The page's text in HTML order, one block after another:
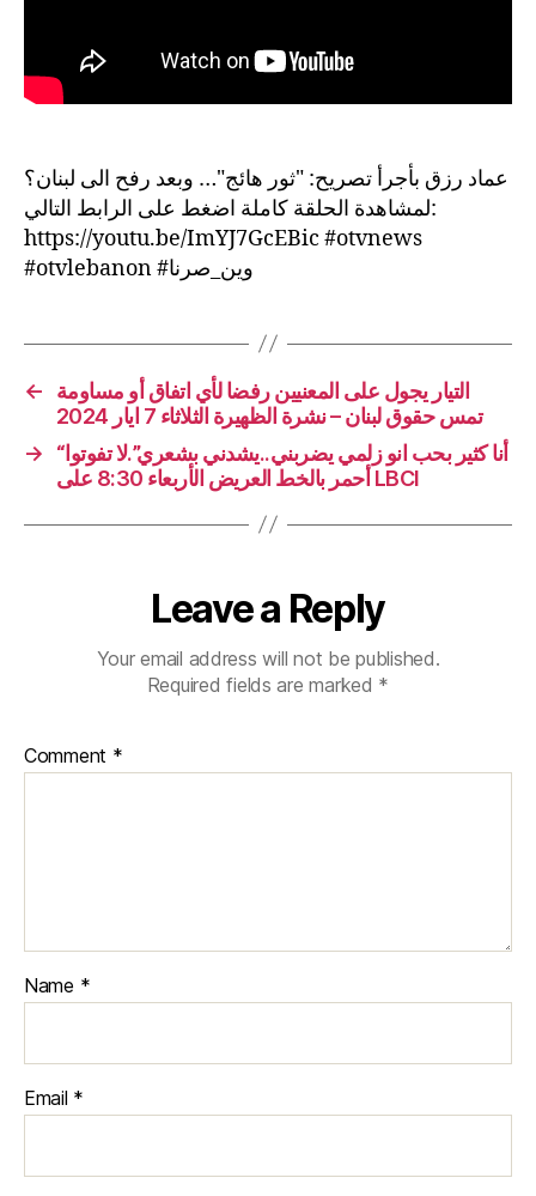
عماد رزق بأجرأ تصريح: "ثور هائج"… وبعد رفح الى لبنان؟
لمشاهدة الحلقة كاملة اضغط على الرابط التالي:
https://youtu.be/ImYJ7GcEBic #otvnews
#otvlebanon #وين_صرنا
←
التيار يجول على المعنيين رفضا لأي اتفاق أو مساومة
تمس حقوق لبنان – نشرة الظهيرة الثلاثاء 7 ايار 2024
→
“أنا كثير بحب انو زلمي يضربني..يشدني بشعري”.لا تفوتوا
أحمر بالخط العريض الأربعاء 8:30 على LBCI
Leave a Reply
Your email address will not be published.
Required fields are marked *
Comment *
Name *
Email *